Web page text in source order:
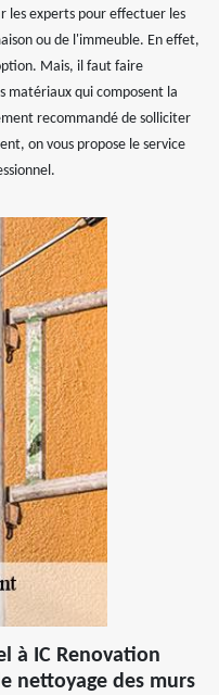
les experts pour effectuer les
ou de l'immeuble. En effet,
Mais, il faut faire
matériaux qui composent la
recommandé de solliciter
on vous propose le service
à IC Renovation
nettoyage des murs